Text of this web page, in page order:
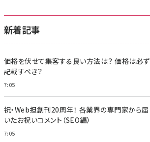
z世代 (1620)
meo (1274)
新着記事
価格を伏せて集客する良い方法は？ 価格は必ず
記載すべき？
7:05
祝・Web担創刊20周年！ 各業界の専門家から届
いたお祝いコメント（SEO編）
7:05